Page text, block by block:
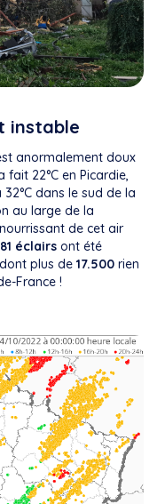
instable
anormalement doux
22°C en Picardie,
32°C dans le sud de la
au large de la
de cet air
éclairs ont été
plus de 17.500 rien
France !